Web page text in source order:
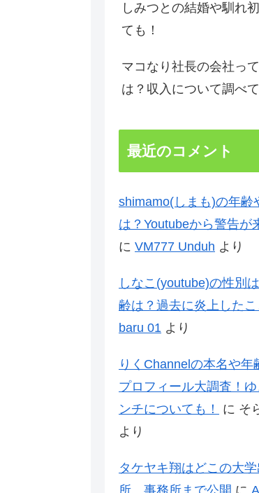
しみつとの結婚や馴れ
ても！
マコなり社長の会社っ
は？収入について調べて
最近のコメント
shimamo(しまも)の年齢
は？Youtubeから警告が
に VM777 Unduh より
しなこ(youtube)の性別
齢は？過去に炎上したこ
baru 01 より
りくChannelの本名や年
プロフィール大調査！
ンチについても！
に そ
より
タケヤキ翔はどこの大